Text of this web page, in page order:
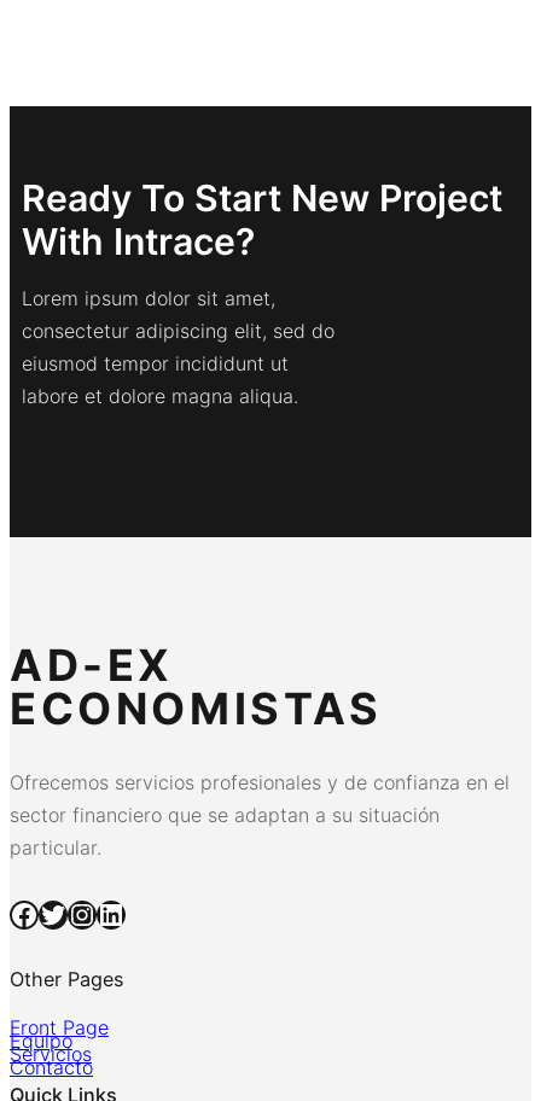
Ready To Start New Project
With Intrace?
Lorem ipsum dolor sit amet,
consectetur adipiscing elit, sed do
eiusmod tempor incididunt ut
labore et dolore magna aliqua.
AD-EX
ECONOMISTAS
Ofrecemos servicios profesionales y de confianza en el
sector financiero que se adaptan a su situación
particular.
Facebook Twitter InstagramLinkedIn
Other Pages
Front Page
Equipo
Servicios
Contacto
Quick Links